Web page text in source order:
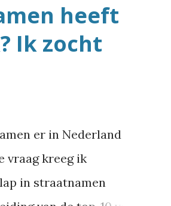
heeft
Ik zocht
er in Nederland
vraag kreeg ik
in straatnamen